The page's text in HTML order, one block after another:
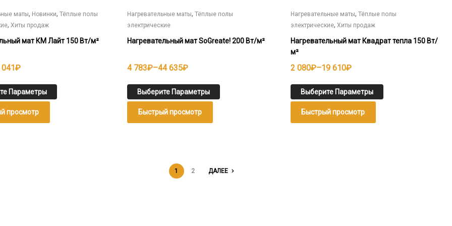
маты, Новинки, Тёплые полы
, Хиты продаж
мат КМ Лайт 150 Вт/м²
₽
Параметры
просмотр
Нагревательные маты,Тёплые полы
электрические
Нагревательный мат SoGreate! 200 Вт/м²
4 783₽–44 635₽
Диапазон
783₽
Выберите Параметры
Быстрый просмотр
Нагревательные маты, Тёплые полы
электрические, Хиты продаж
Нагревательный мат Квадрат тепла 150 Вт/
м²
2 080₽–19 610₽
Диапазон
080₽
Выберите Параметры
Быстрый просмотр
1 2 ДАЛЕЕ